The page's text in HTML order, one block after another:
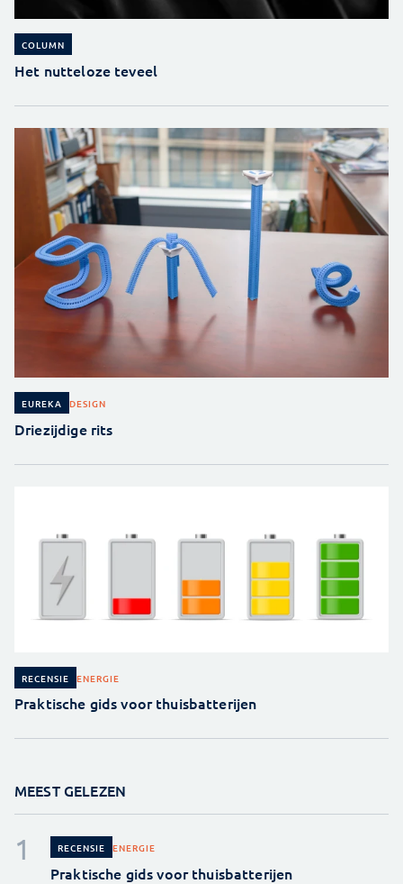
COLUMN
Het nutteloze teveel
EUREKA DESIGN
Driezijdige rits
RECENSIE ENERGIE
Praktische gids voor thuisbatterijen
MEEST GELEZEN
RECENSIE ENERGIE
Praktische gids voor thuisbatterijen